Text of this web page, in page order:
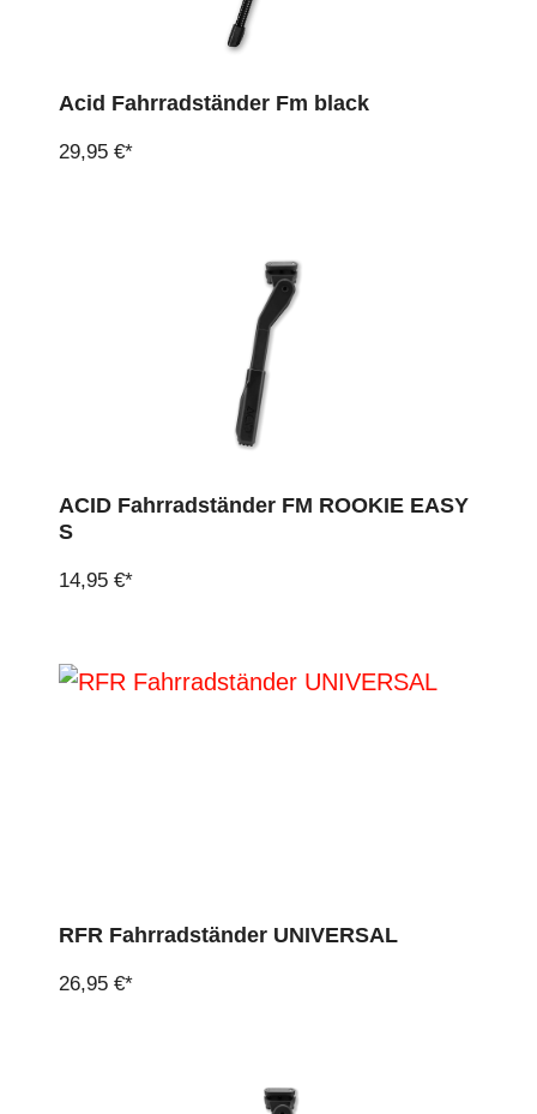
Acid Fahrradständer Fm black
29,95 €*
ACID Fahrradständer FM ROOKIE EASY
S
14,95 €*
RFR Fahrradständer UNIVERSAL
26,95 €*